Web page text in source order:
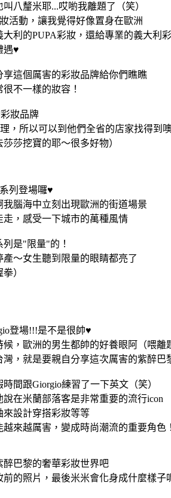
八釐米耶...哎喲我離題了（笑）
活動，讓我覺得好像置身在歐洲
利的PUPA彩妝，還給專業的義大利
遇♥
這個厲害的彩妝品牌給你們瞧瞧
不一樣的妝容！
妝品牌
，所以可以到他們全省的店家找得到
莎莎挖寶的耶～很多好物）
列登場囉♥
我腦海中立刻出現歐洲的街道場景
走，感受一下城市的萬種風情
是"限量"的！
～女生聽到限量的眼睛都亮了
）
登場!!!是不是很帥♥
，歐洲的男生都帥的好養眼阿（喂離
，就是要親自分享這次厲害的紫醉巴
間跟Giorgio練習了一下英文（笑）
在米蘭部落客是非常重要的流行icon
設計穿搭彩妝等等
越來越厲害，變成時尚潮流的重要角色！
醉巴黎的奢華彩妝世界吧
的照片，最後米米會化身成什麼樣子